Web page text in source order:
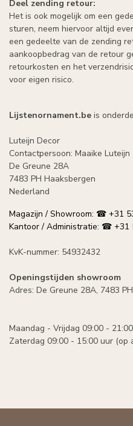
Deel zending retour:
Het is ook mogelijk om een
sturen, neem hiervoor altijd
een gedeelte van de zending
aankoopbedrag van de retour
retourkosten en het
voor eigen risico.
Lijstenornament.be is
Luteijn Decor
Contactpersoon: Maaike Luteijn
De Greune 28A
7483 PH Haaksbergen
Nederland
Magazijn / Showroom: ☎ +31
Kantoor / Administratie: ☎ +31
KvK-nummer: 54932432
Openingstijden showroom
Adres: De Greune 28A, 7483
Maandag - Vrijdag 09:00 -
Zaterdag 09:00 - 15:00 uur (op